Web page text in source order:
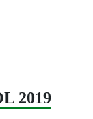
2019